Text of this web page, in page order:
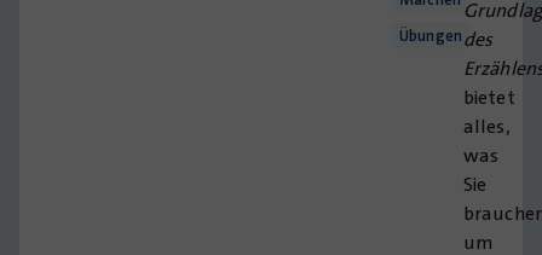
Übungendes
bietet
alles,
was
Sie
um